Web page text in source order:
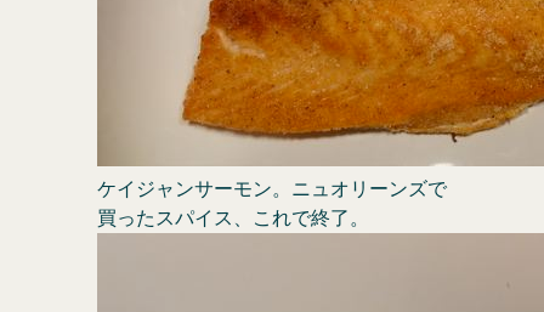
ケイジャンサーモン。ニュオリーンズで
買ったスパイス、これで終了。